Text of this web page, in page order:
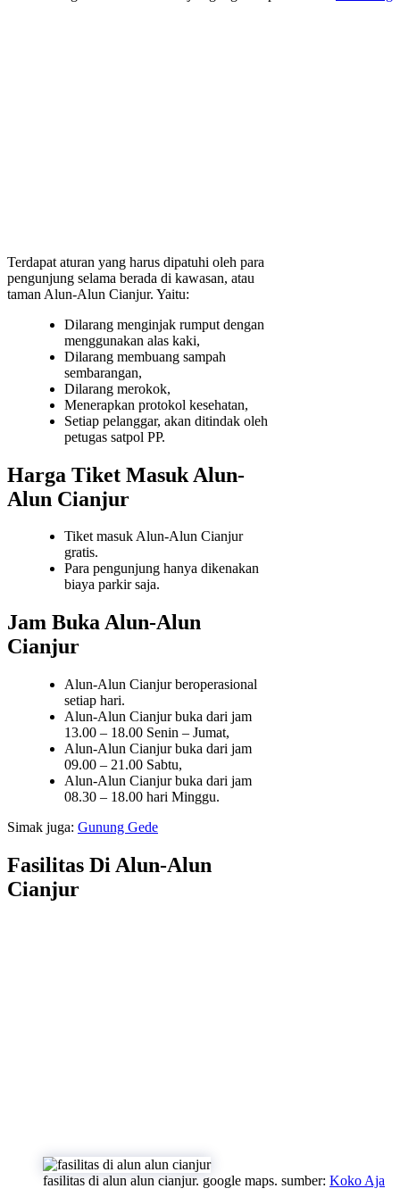
Terdapat aturan yang harus dipatuhi oleh para
pengunjung selama berada di kawasan, atau
taman Alun-Alun Cianjur. Yaitu:
Dilarang menginjak rumput dengan
menggunakan alas kaki,
Dilarang membuang sampah
sembarangan,
Dilarang merokok,
Menerapkan protokol kesehatan,
Setiap pelanggar, akan ditindak oleh
petugas satpol PP.
Harga Tiket Masuk Alun-
Alun Cianjur
Tiket masuk Alun-Alun Cianjur
gratis.
Para pengunjung hanya dikenakan
biaya parkir saja.
Jam Buka Alun-Alun
Cianjur
Alun-Alun Cianjur beroperasional
setiap hari.
Alun-Alun Cianjur buka dari jam
13.00 – 18.00 Senin – Jumat,
Alun-Alun Cianjur buka dari jam
09.00 – 21.00 Sabtu,
Alun-Alun Cianjur buka dari jam
08.30 – 18.00 hari Minggu.
Simak juga: Gunung Gede
Fasilitas Di Alun-Alun
Cianjur
fasilitas di alun alun cianjur. google maps. sumber: Koko Aja